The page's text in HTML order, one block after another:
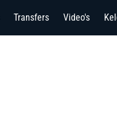
Transfers Video's